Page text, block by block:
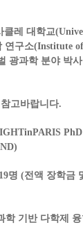
클레 대학교
연구소(Institute
광과학 분야 박
고바랍니다.
명 (전액 장학금
학 기반 다학제